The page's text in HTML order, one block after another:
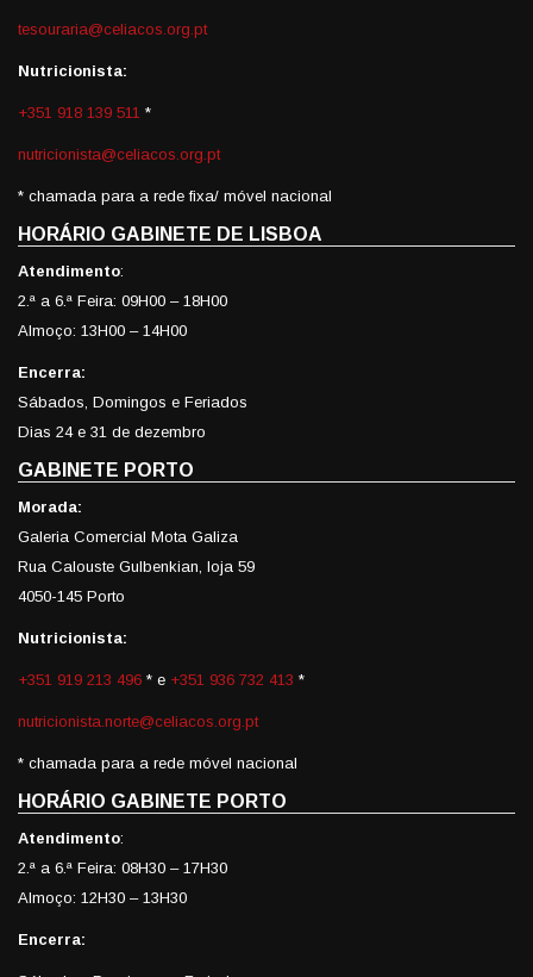
tesouraria@celiacos.org.pt
Nutricionista:
+351 918 139 511 *
nutricionista@celiacos.org.pt
* chamada para a rede fixa/ móvel nacional
HORÁRIO GABINETE DE LISBOA
Atendimento:
2.ª a 6.ª Feira: 09H00 – 18H00
Almoço: 13H00 – 14H00
Encerra:
Sábados, Domingos e Feriados
Dias 24 e 31 de dezembro
GABINETE PORTO
Morada:
Galeria Comercial Mota Galiza
Rua Calouste Gulbenkian, loja 59
4050-145 Porto
Nutricionista:
+351 919 213 496 * e +351 936 732 413 *
nutricionista.norte@celiacos.org.pt
* chamada para a rede móvel nacional
HORÁRIO GABINETE PORTO
Atendimento:
2.ª a 6.ª Feira: 08H30 – 17H30
Almoço: 12H30 – 13H30
Encerra: